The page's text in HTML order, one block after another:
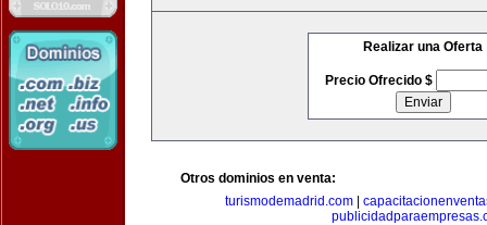
Realizar una Oferta
Precio Ofrecido $
Otros dominios en venta:
turismodemadrid.com|